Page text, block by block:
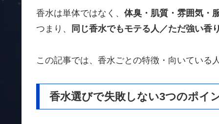
香水は単体ではなく、 体臭・肌質・雰囲気・
つまり、
同じ香水でもモテる人／ただ強い香
この記事では、香水ごとの特徴・向いている
香水選びで失敗しない3つのポイ